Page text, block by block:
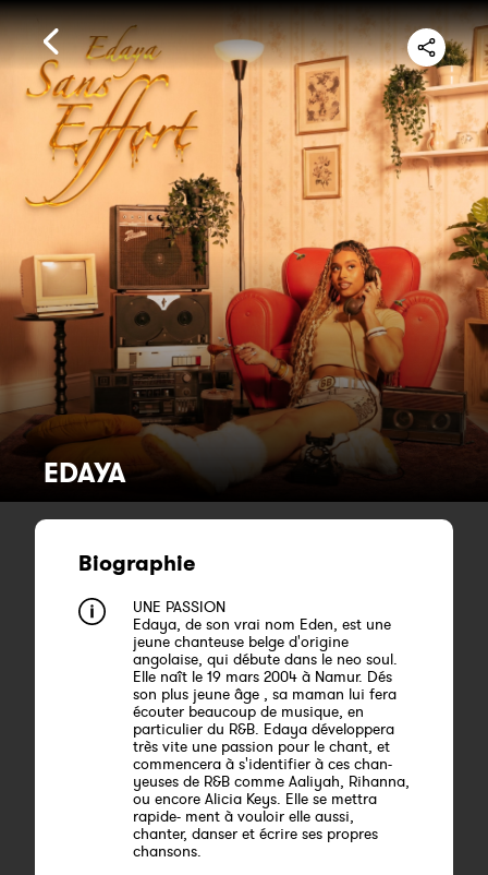
EDAYA
Biographie
UNE PASSION
Edaya, de son vrai nom Eden, est une
jeune chanteuse belge d'origine
angolaise, qui débute dans le neo soul.
Elle naît le 19 mars 2004 à Namur. Dés
son plus jeune âge , sa maman lui fera
écouter beaucoup de musique, en
particulier du R&B. Edaya développera
très vite une passion pour le chant, et
commencera à s'identifier à ces chan-
yeuses de R&B comme Aaliyah, Rihanna,
ou encore Alicia Keys. Elle se mettra
rapide- ment à vouloir elle aussi,
chanter, danser et écrire ses propres
chansons.